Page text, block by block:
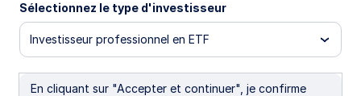
Sélectionnez le type d'investisseur
Investisseur professionnel en ETF
En cliquant sur "Accepter et continuer", je confirme